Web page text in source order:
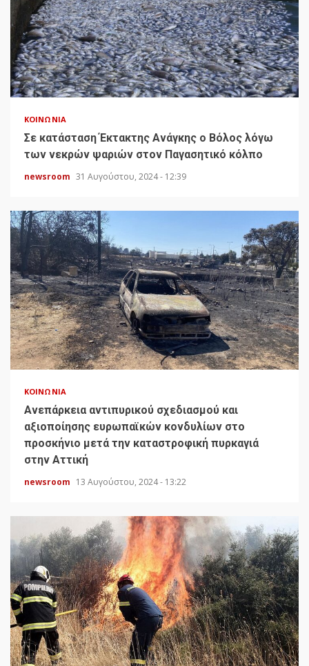
ΚΟΙΝΩΝΊΑ
Σε κατάσταση Έκτακτης Ανάγκης ο Βόλος λόγω
των νεκρών ψαριών στον Παγασητικό κόλπο
newsroom 31 Αυγούστου, 2024 - 12:39
ΚΟΙΝΩΝΊΑ
Ανεπάρκεια αντιπυρικού σχεδιασμού και
αξιοποίησης ευρωπαϊκών κονδυλίων στο
προσκήνιο μετά την καταστροφική πυρκαγιά
στην Αττική
newsroom 13 Αυγούστου, 2024 - 13:22